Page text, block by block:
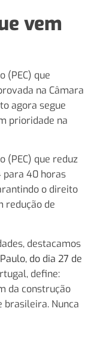
vem
(PEC) que
na Câmara
agora segue
prioridade na
(PEC) que reduz
para 40 horas
o direito
redução de
destacamos
do dia 27 de
define:
da construção
brasileira. Nunca